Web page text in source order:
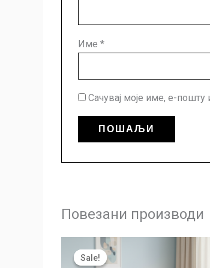
Име *
Сачувај моје име, е-
Повезани производи
Sale!
Sale!